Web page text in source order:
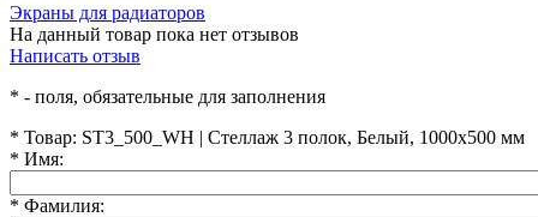
Экраны для радиаторов
На данный товар пока нет отзывов
Написать отзыв
* - поля, обязательные для заполнения
* Товар: ST3_500_WH | Стеллаж 3 полок, Белый, 1000х500 мм
* Имя:
* Фамилия: